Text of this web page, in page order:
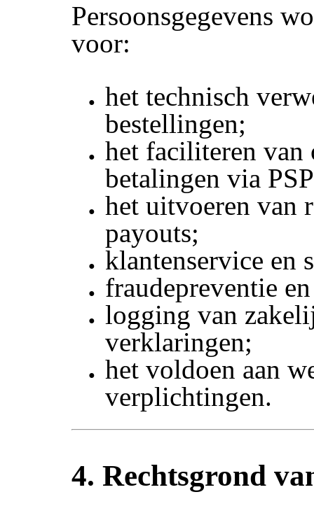
Persoonsgegevens
voor:
het technisch
bestellingen;
het faciliteren van
betalingen via
het uitvoeren van
payouts;
klantenservice en
fraudepreventie
logging van
verklaringen;
het voldoen aan
verplichtingen.
4. Rechtsgrond